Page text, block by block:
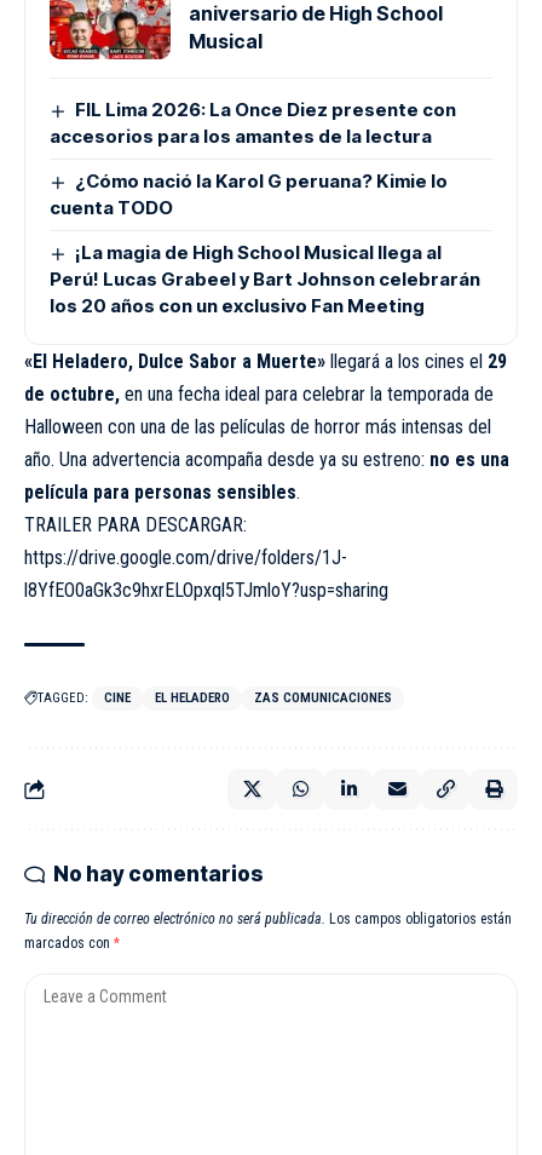
aniversario de High School
Musical
FIL Lima 2026: La Once Diez presente con
accesorios para los amantes de la lectura
¿Cómo nació la Karol G peruana? Kimie lo
cuenta TODO
¡La magia de High School Musical llega al
Perú! Lucas Grabeel y Bart Johnson celebrarán
los 20 años con un exclusivo Fan Meeting
«El Heladero, Dulce Sabor a Muerte» llegará a los cines el 29
de octubre, en una fecha ideal para celebrar la temporada de
Halloween con una de las películas de horror más intensas del
año. Una advertencia acompaña desde ya su estreno: no es una
película para personas sensibles.
TRAILER PARA DESCARGAR:
https://drive.google.com/drive/folders/1J-
l8YfEO0aGk3c9hxrELOpxql5TJmloY?usp=sharing
TAGGED: CINE EL HELADERO ZAS COMUNICACIONES
No hay comentarios
Tu dirección de correo electrónico no será publicada. Los campos obligatorios están
marcados con *